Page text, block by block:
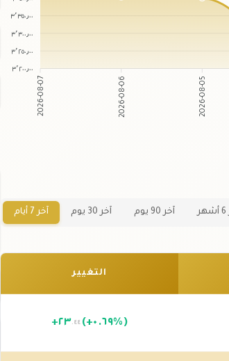
٣٬٣٥٠٫٠٠
٣٬٣٠٠٫٠٠
٣٬٢٥٠٫٠٠
٣٬٢٠٠٫٠٠
2026-08-07 2026-08-06 2026-08-05
آخر 90 يوم آخر 30 يوم آخر 7 أيام
التغيير
+٢٣ .٤٤ (+٠.٦٩%)